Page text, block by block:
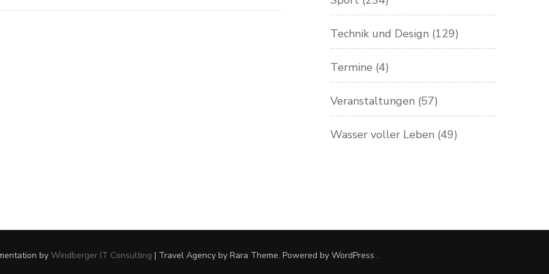
Technik und Design (129)
Termine (4)
Veranstaltungen (57)
Wasser voller Leben (49)
by Windberger IT Consulting | Travel Agencyby Rara Theme. Powered by WordPress .